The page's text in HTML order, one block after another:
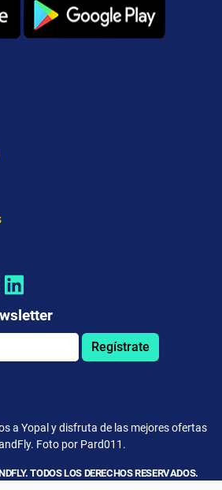
Regístrate
a Yopal y disfruta de las mejores ofertas
Foto por Pard011.
TODOS LOS DERECHOS RESERVADOS.